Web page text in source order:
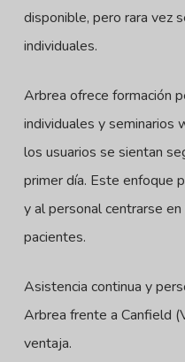
disponible, pero rara vez
individuales.
Arbrea ofrece formación
individuales y seminarios
los usuarios se sientan
primer día. Este enfoque
y al personal centrarse
pacientes.
Asistencia continua y
Arbrea frente a Canfield
ventaja.